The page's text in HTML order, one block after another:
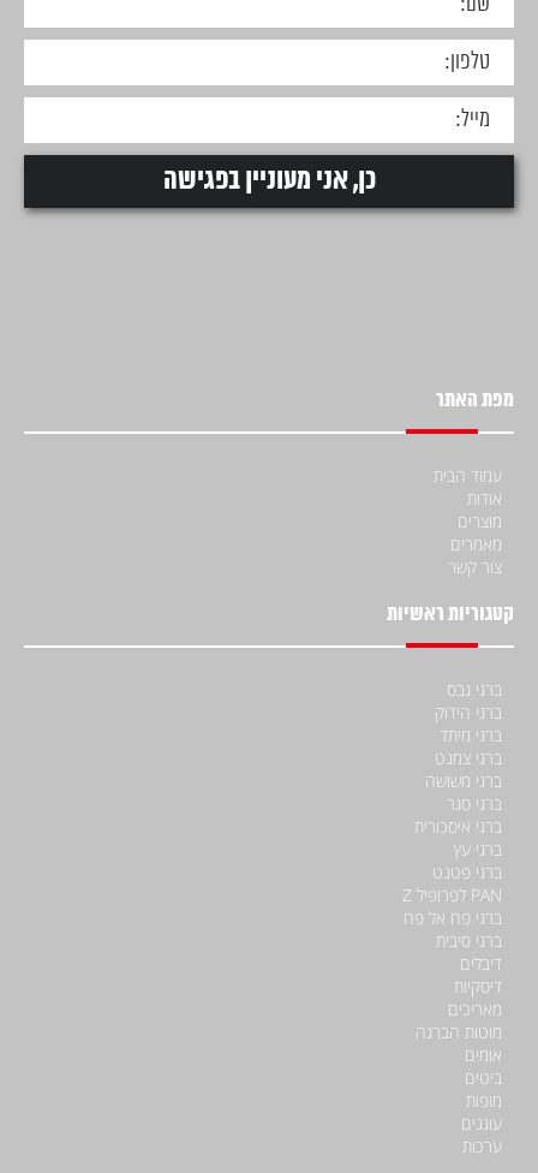
מפת האתר
עמוד הבית
אודות
מוצרים
מאמרים
צור קשר
קטגוריות ראשיות
ברגי גבס
ברגי הידוק
ברגי מיתד
ברגי צמנט
ברגי משושה
ברגי סגר
ברגי איסכורית
ברגי עץ
ברגי פטנט
PAN לפרופיל Z
ברגי פח אל פח
ברגי סיבית
דיבלים
דיסקיות
מאריכים
מוטות הברגה
אומים
ביטים
מופות
עוגנים
ערכות